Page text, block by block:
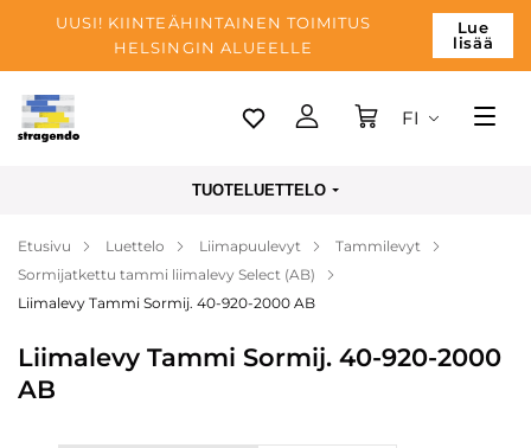
UUSI! KIINTEÄHINTAINEN TOIMITUS
HELSINGIN ALUEELLE
Lue
lisää
Tallinn
Maksu
Yrityksen
Blogi
Yhteystiedot
FI
TUOTELUETTELO
Etusivu Luettelo Liimapuulevyt
Tammilevyt
Sormijatkettu tammi liimalevy Select (AB)
Liimalevy Tammi Sormij. 40-920-2000 AB
Liimalevy Tammi Sormij. 40-920-2000
AB